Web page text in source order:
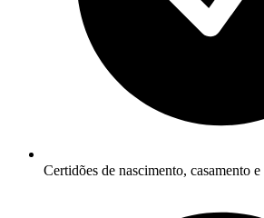
Certidões de nascimento, casamento